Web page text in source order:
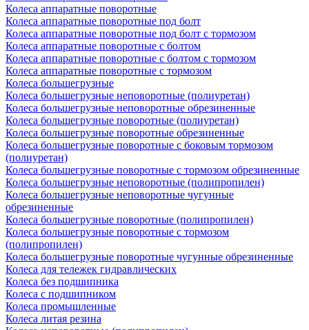
Колеса аппаратные поворотные
Колеса аппаратные поворотные под болт
Колеса аппаратные поворотные под болт с тормозом
Колеса аппаратные поворотные с болтом
Колеса аппаратные поворотные с болтом с тормозом
Колеса аппаратные поворотные с тормозом
Колеса большегрузные
Колеса большегрузные неповоротные (полиуретан)
Колеса большегрузные неповоротные обрезиненные
Колеса большегрузные поворотные (полиуретан)
Колеса большегрузные поворотные обрезиненные
Колеса большегрузные поворотные с боковым тормозом
(полиуретан)
Колеса большегрузные поворотные с тормозом обрезиненные
Колеса большегрузные неповоротные (полипропилен)
Колеса большегрузные неповоротные чугунные
обрезиненные
Колеса большегрузные поворотные (полипропилен)
Колеса большегрузные поворотные с тормозом
(полипропилен)
Колеса большегрузные поворотные чугунные обрезиненные
Колеса для тележек гидравлических
Колеса без подшипника
Колеса с подшипником
Колеса промышленные
Колеса литая резина